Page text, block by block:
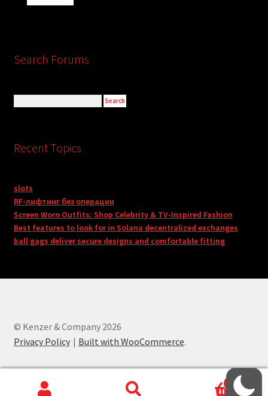
Search Forums
Recent Topics
slots
RF-лифтинг без операции
Screen Worn Outfits: Shop Celebrity & TV-Inspired Fashion
Best features to look for in Solana decentralized exchanges
ball gags deliver secure designs and comfortable fitting
© Kenzer & Company 2026
Privacy Policy
Built with WooCommerce.